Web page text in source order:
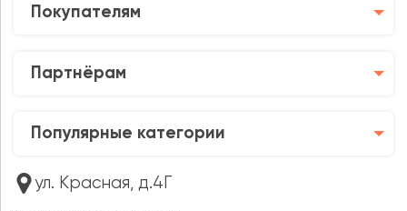
Покупателям
Партнёрам
Популярные категории
ул. Красная, д.4Г